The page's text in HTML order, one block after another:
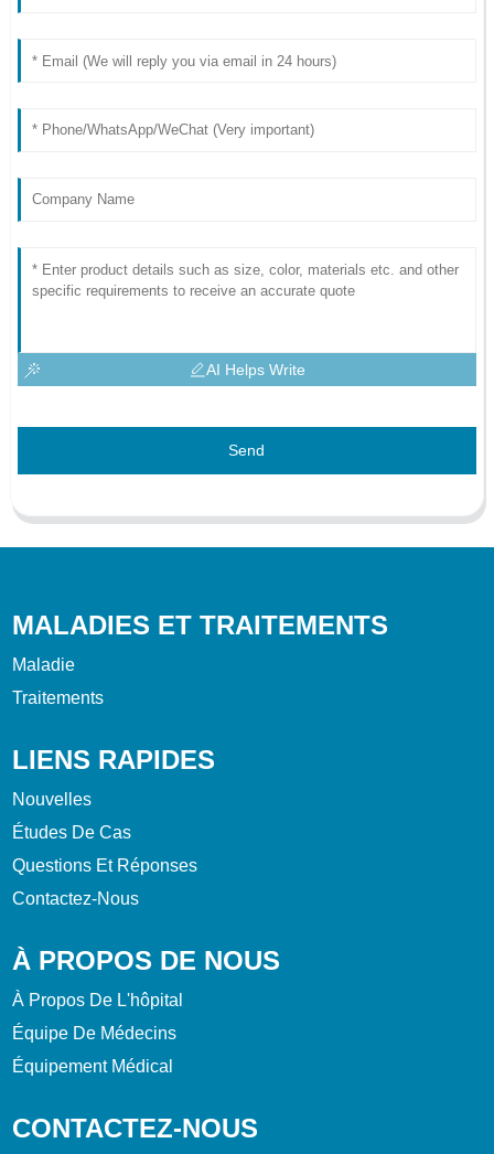
AI Helps Write
Send
MALADIES ET TRAITEMENTS
Maladie
Traitements
LIENS RAPIDES
Nouvelles
Études De Cas
Questions Et Réponses
Contactez-Nous
À PROPOS DE NOUS
À Propos De L'hôpital
Équipe De Médecins
Équipement Médical
CONTACTEZ-NOUS